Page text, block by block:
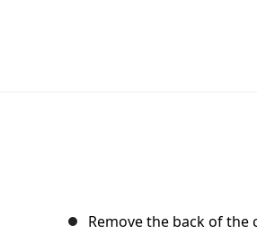
Remove the back of the